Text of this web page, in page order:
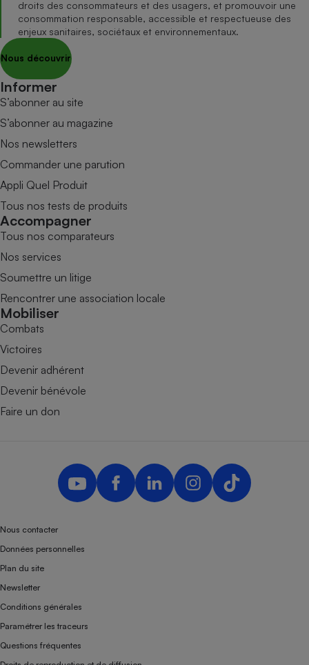
droits des consommateurs et des usagers, et promouvoir une
consommation responsable, accessible et respectueuse des
enjeux sanitaires, sociétaux et environnementaux.
Nous découvrir
Informer
S’abonner au site
S’abonner au magazine
Nos newsletters
Commander une parution
Appli Quel Produit
Tous nos tests de produits
Accompagner
Tous nos comparateurs
Nos services
Soumettre un litige
Rencontrer une association locale
Mobiliser
Combats
Victoires
Devenir adhérent
Devenir bénévole
Faire un don
Nous contacter
Données personnelles
Plan du site
Newsletter
Conditions générales
Paramétrer les traceurs
Questions fréquentes